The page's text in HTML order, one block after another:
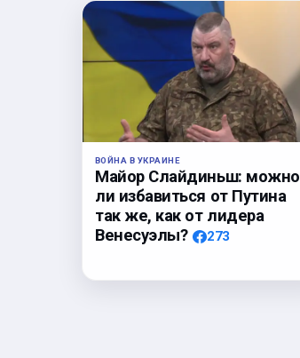
ВОЙНА В УКРАИНЕ
Майор Слайдиньш: можно
ли избавиться от Путина
так же, как от лидера
Венесуэлы?
273